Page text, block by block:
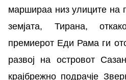
маршираа низ улиците на
земјата, Тирана,
премиерот Еди Рама ги
развој на островот
крајбрежно подрачје